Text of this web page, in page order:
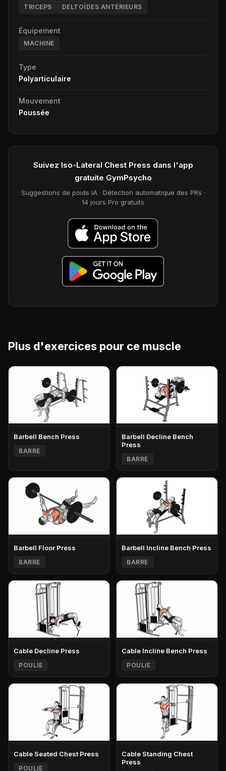
TRICEPS DELTOÏDES ANTÉRIEURS
Équipement
MACHINE
Type
Polyarticulaire
Mouvement
Poussée
Suivez Iso-Lateral Chest Press dans l'app
gratuite GymPsycho
Suggestions de poids IA · Détection automatique des PRs ·
14 jours Pro gratuits
Plus d'exercices pour ce muscle
Barbell Bench Press
BARRE
Barbell Decline Bench
Press
BARRE
Barbell Floor Press
BARRE
Barbell Incline Bench Press
BARRE
Cable Decline Press
POULIE
Cable Incline Bench Press
POULIE
Cable Seated Chest Press
POULIE
Cable Standing Chest
Press